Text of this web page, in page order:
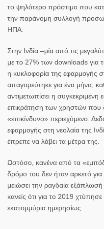
το ψηλότερο πρόστιμο που
την παράνομη συλλογή
ΗΠΑ.
Στην Ινδία –μία από τις
με το 27% των downloads για
η κυκλοφορία της εφαρμογής
απαγορεύτηκε για ένα μήνα,
αντιμετωπίσει η
επικράτηση των χρηστών που
«επικίνδυνο» περιεχόμενο.
εφαρμογής στη νεολαία της
έπρεπε να λάβει τα μέτρα της.
Ωστόσο, κανένα από τα
δρόμο του δεν ήταν αρκετό
μειώσει την ραγδαία
κανείς ότι για το 2019
εκατομμύρια ημερησίως.